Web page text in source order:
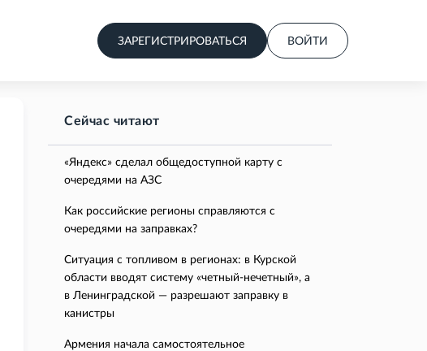
ЗАРЕГИСТРИРОВАТЬСЯ ВОЙТИ
Сейчас читают
«Яндекс» сделал общедоступной карту с
очередями на АЗС
Как российские регионы справляются с
очередями на заправках?
Ситуация с топливом в регионах: в Курской
области вводят систему «четный-нечетный», а
в Ленинградской — разрешают заправку в
канистры
Армения начала самостоятельное